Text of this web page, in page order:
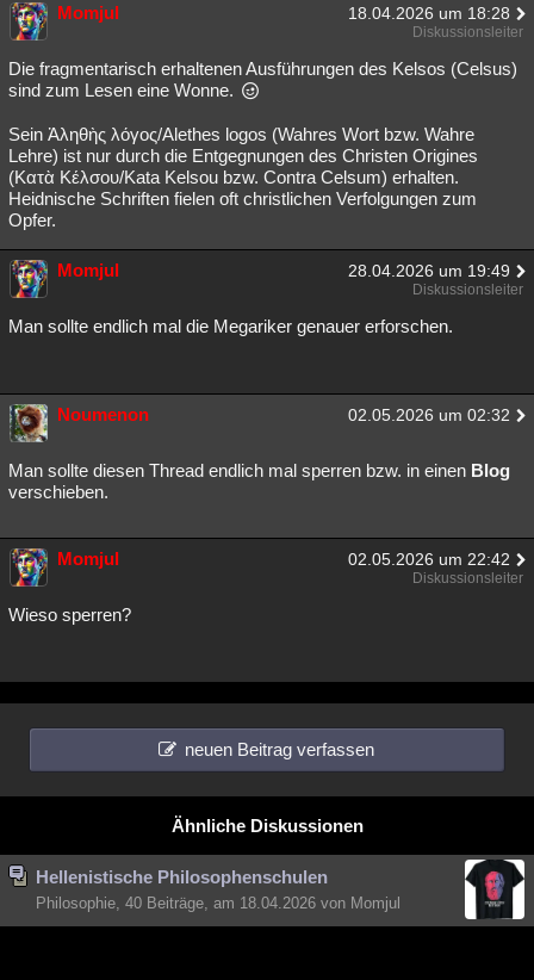
Momjul 18.04.2026 um 18:28
Diskussionsleiter
Die fragmentarisch erhaltenen Ausführungen des Kelsos (Celsus)
sind zum Lesen eine Wonne.
Sein Ἀληθὴς λόγος/Alethes logos (Wahres Wort bzw. Wahre
Lehre) ist nur durch die Entgegnungen des Christen Origines
(Κατὰ Κέλσου/Kata Kelsou bzw. Contra Celsum) erhalten.
Heidnische Schriften fielen oft christlichen Verfolgungen zum
Opfer.
Momjul 28.04.2026 um 19:49
Diskussionsleiter
Man sollte endlich mal die Megariker genauer erforschen.
Noumenon 02.05.2026 um 02:32
Man sollte diesen Thread endlich mal sperren bzw. in einen Blog
verschieben.
Momjul 02.05.2026 um 22:42
Diskussionsleiter
Wieso sperren?
neuen Beitrag verfassen
Ähnliche Diskussionen
Hellenistische Philosophenschulen
Philosophie, 40 Beiträge, am 18.04.2026 von Momjul